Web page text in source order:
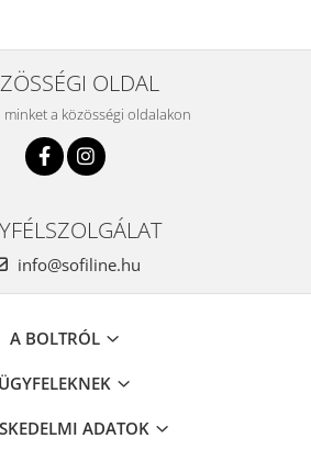
OLDAL
minket a közösségi oldalakon
info@sofiline.hu
A BOLTRÓL
ÜGYFELEKNEK
ADATOK